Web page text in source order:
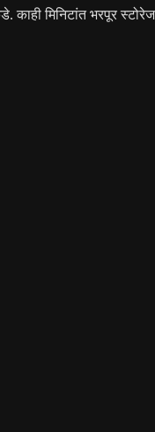
काही मिनिटांत भरपूर